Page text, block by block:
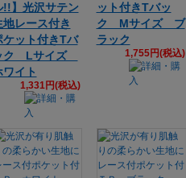
!!】光沢サテン
地レース付き
ケット付きTバ
ク Lサイズ
ワイト
1,331円(税込)
ット付きTバッ
ク Mサイズ ブ
ラック
1,755円(税込)